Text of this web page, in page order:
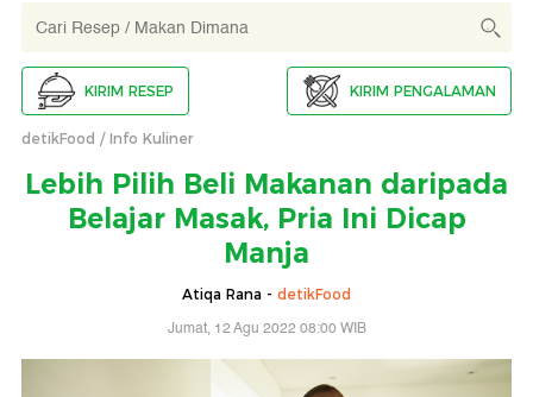
KIRIM RESEP KIRIM PENGALAMAN
detikFood Info Kuliner
Lebih Pilih Beli Makanan daripada
Belajar Masak, Pria Ini Dicap
Manja
Atiqa Rana - detikFood
Jumat, 12 Agu 2022 08:00 WIB